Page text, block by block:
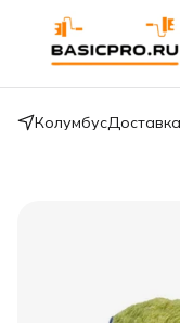
КолумбусДоставка